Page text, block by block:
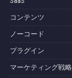
コンテンツ
ノーコード
プラグイン
マーケティング戦略